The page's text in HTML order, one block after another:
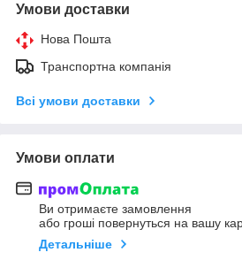
Умови доставки
Нова Пошта
Транспортна компанія
Всі умови доставки
Умови оплати
Ви отримаєте замовлення
або гроші повернуться на вашу
Детальніше